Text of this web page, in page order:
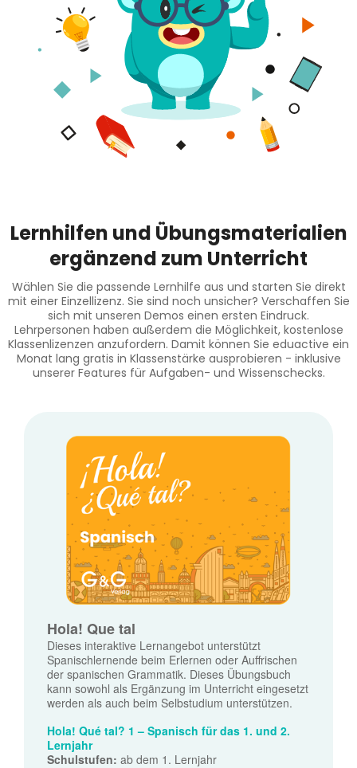
Lernhilfen und Übungsmaterialien
ergänzend zum Unterricht
Wählen Sie die passende Lernhilfe aus und starten Sie direkt
mit einer Einzellizenz. Sie sind noch unsicher? Verschaffen Sie
sich mit unseren Demos einen ersten Eindruck.
Lehrpersonen haben außerdem die Möglichkeit, kostenlose
Klassenlizenzen anzufordern. Damit können Sie eduactive ein
Monat lang gratis in Klassenstärke ausprobieren - inklusive
unserer Features für Aufgaben- und Wissenschecks.
Hola! Que tal
Dieses interaktive Lernangebot unterstützt
Spanischlernende beim Erlernen oder Auffrischen
der spanischen Grammatik. Dieses Übungsbuch
kann sowohl als Ergänzung im Unterricht eingesetzt
werden als auch beim Selbstudium unterstützen.
Hola! Qué tal? 1 – Spanisch für das 1. und 2.
Lernjahr
Schulstufen: ab dem 1. Lernjahr